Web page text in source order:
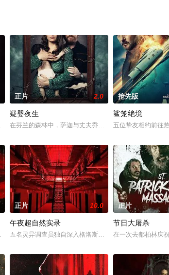
力量，将其打造成杀伤力极强的军事武器。残酷的实验
皇登门，身后还跟着一个来自异界的危险实体，对方如同
正片 2.0
疑婴夜生
在芬兰的森林中，萨迦与丈夫乔恩迎来了为人父母的新
抢先版
鲨笼绝境
五位挚友相约前往
克·法比安 Patrick Fabian 饰）的年轻牧师，他自幼跟随父
缠，预产期早已过去，腹中的孩子却迟迟没有降生。失联
正片 10.0
午夜超自然实录
五名灵异调查员独自深入格洛斯特监狱，开展禁地灵异
正片
节日大屠杀
在一次去都柏林庆